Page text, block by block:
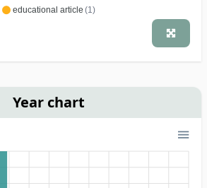
educational article (1)
Year chart